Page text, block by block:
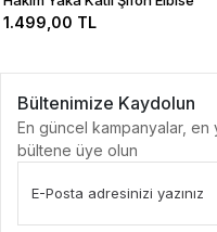
1.499,00 TL
Bültenimize Kaydolun
En güncel kampanyalar,
bültene üye olun